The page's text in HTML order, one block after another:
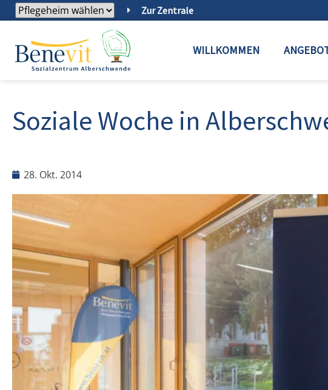
Zur Zentrale
WILLKOMMEN
Soziale Woche in
28. Okt. 2014